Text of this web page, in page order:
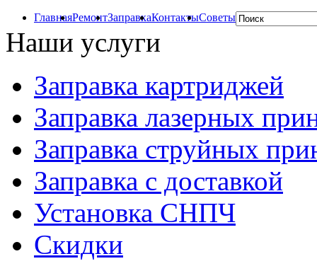
ГлавнаяРемонтЗаправкаКонтактыСоветы
Наши услуги
Заправка картриджей
Заправка лазерных
Заправка струйных
Заправка с доставкой
Установка СНПЧ
Скидки